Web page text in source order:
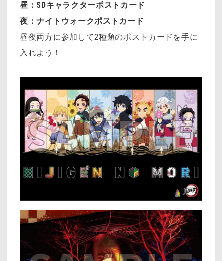
昼：SDキャラクターポストカード
夜：ナイトウォークポストカード
昼夜両方に参加して2種類のポストカードを手に
入れよう！